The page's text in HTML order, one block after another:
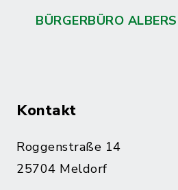
BÜRGERBÜRO
Kontakt
Roggenstraße 14
25704 Meldorf